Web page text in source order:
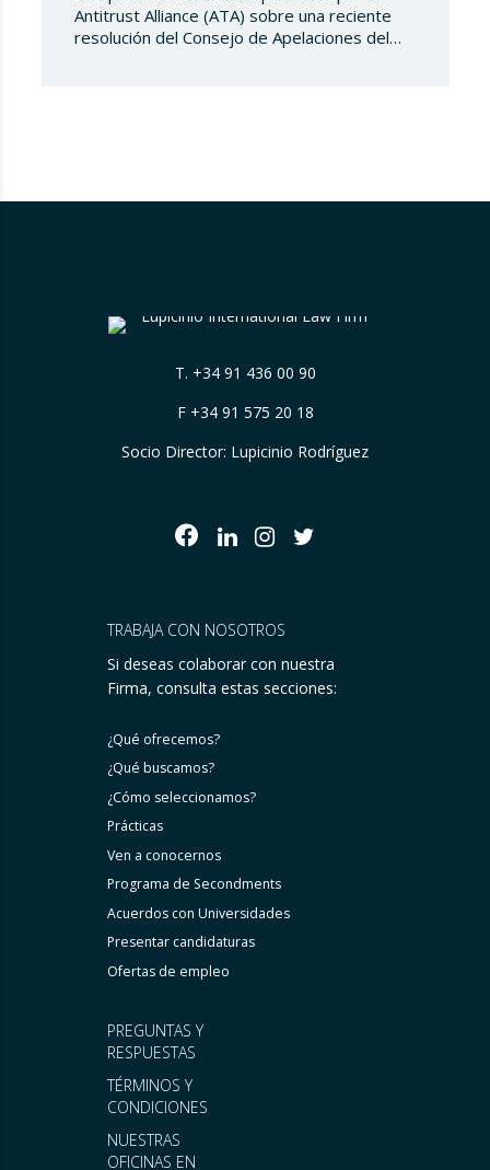
Antitrust Alliance (ATA) sobre una reciente
resolución del Consejo de Apelaciones del
T. +34 91 436 00 90
F +34 91 575 20 18
Socio Director: Lupicinio Rodríguez
PREGUNTAS Y
RESPUESTAS
TÉRMINOS Y
CONDICIONES
NUESTRAS
OFICINAS EN
TRABAJA CON NOSOTROS
Si deseas colaborar con nuestra
Firma, consulta estas secciones:
¿Qué ofrecemos?
¿Qué buscamos?
¿Cómo seleccionamos?
Prácticas
Ven a conocernos
Programa de Secondments
Acuerdos con Universidades
Presentar candidaturas
Ofertas de empleo